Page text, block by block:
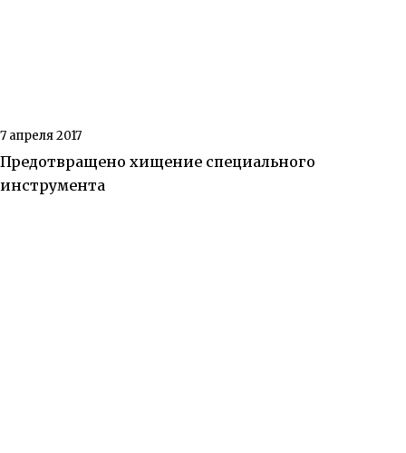
7 апреля 2017
Предотвращено хищение специального
инструмента